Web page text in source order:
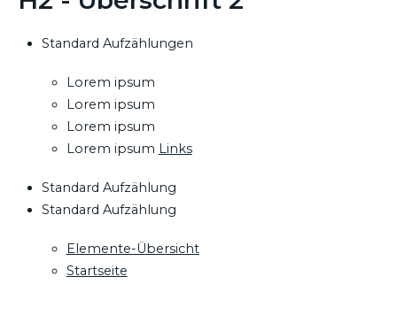
Standard Aufzählungen
Lorem ipsum
Lorem ipsum
Lorem ipsum
Lorem ipsum Links
Standard Aufzählung
Standard Aufzählung
Elemente-Übersicht
Startseite